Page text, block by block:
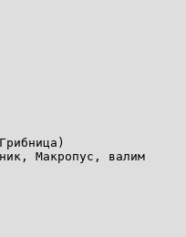
Макропус, валим